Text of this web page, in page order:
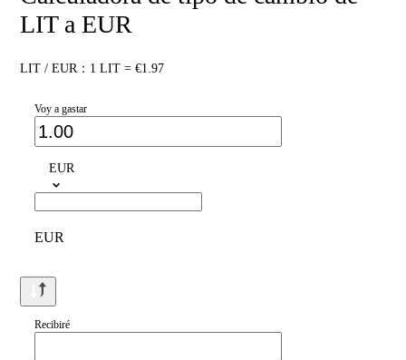
LIT a EUR
LIT / EUR：1 LIT = €1.97
Voy a gastar
EUR
EUR
Recibiré